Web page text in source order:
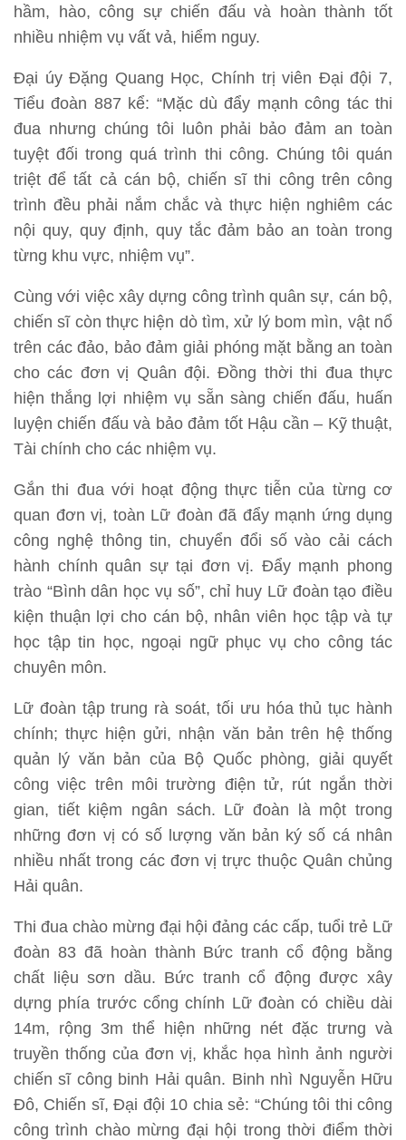
hầm, hào, công sự chiến đấu và hoàn thành tốt
nhiều nhiệm vụ vất vả, hiểm nguy.
Đại úy Đặng Quang Học, Chính trị viên Đại đội 7,
Tiểu đoàn 887 kể: “Mặc dù đẩy mạnh công tác thi
đua nhưng chúng tôi luôn phải bảo đảm an toàn
tuyệt đối trong quá trình thi công. Chúng tôi quán
triệt để tất cả cán bộ, chiến sĩ thi công trên công
trình đều phải nắm chắc và thực hiện nghiêm các
nội quy, quy định, quy tắc đảm bảo an toàn trong
từng khu vực, nhiệm vụ”.
Cùng với việc xây dựng công trình quân sự, cán bộ,
chiến sĩ còn thực hiện dò tìm, xử lý bom mìn, vật nổ
trên các đảo, bảo đảm giải phóng mặt bằng an toàn
cho các đơn vị Quân đội. Đồng thời thi đua thực
hiện thắng lợi nhiệm vụ sẵn sàng chiến đấu, huấn
luyện chiến đấu và bảo đảm tốt Hậu cần – Kỹ thuật,
Tài chính cho các nhiệm vụ.
Gắn thi đua với hoạt động thực tiễn của từng cơ
quan đơn vị, toàn Lữ đoàn đã đẩy mạnh ứng dụng
công nghệ thông tin, chuyển đổi số vào cải cách
hành chính quân sự tại đơn vị. Đẩy mạnh phong
trào “Bình dân học vụ số”, chỉ huy Lữ đoàn tạo điều
kiện thuận lợi cho cán bộ, nhân viên học tập và tự
học tập tin học, ngoại ngữ phục vụ cho công tác
chuyên môn.
Lữ đoàn tập trung rà soát, tối ưu hóa thủ tục hành
chính; thực hiện gửi, nhận văn bản trên hệ thống
quản lý văn bản của Bộ Quốc phòng, giải quyết
công việc trên môi trường điện tử, rút ngắn thời
gian, tiết kiệm ngân sách. Lữ đoàn là một trong
những đơn vị có số lượng văn bản ký số cá nhân
nhiều nhất trong các đơn vị trực thuộc Quân chủng
Hải quân.
Thi đua chào mừng đại hội đảng các cấp, tuổi trẻ Lữ
đoàn 83 đã hoàn thành Bức tranh cổ động bằng
chất liệu sơn dầu. Bức tranh cổ động được xây
dựng phía trước cổng chính Lữ đoàn có chiều dài
14m, rộng 3m thể hiện những nét đặc trưng và
truyền thống của đơn vị, khắc họa hình ảnh người
chiến sĩ công binh Hải quân. Binh nhì Nguyễn Hữu
Đô, Chiến sĩ, Đại đội 10 chia sẻ: “Chúng tôi thi công
công trình chào mừng đại hội trong thời điểm thời